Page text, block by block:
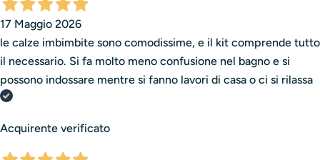
17 Maggio 2026
le calze imbimbite sono comodissime, e il kit comprende tutto
il necessario. Si fa molto meno confusione nel bagno e si
possono indossare mentre si fanno lavori di casa o ci si rilassa
Acquirente verificato